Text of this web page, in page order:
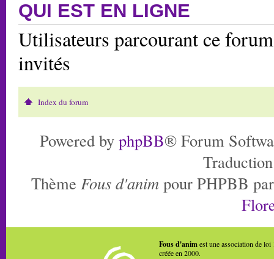
QUI EST EN LIGNE
Utilisateurs parcourant ce
invités
Index du forum
Powered by phpBB® Forum
Thème Fous d'anim pour PHPBB
Fous d'animest une association de loi
créée en 2000.